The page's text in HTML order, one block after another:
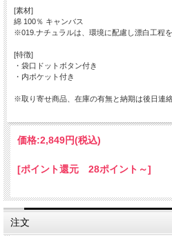
[素材]
綿 100％ キャンバス
※019.ナチュラルは、環境に配慮し漂白工程
[特徴]
・袋口ドットボタン付き
・内ポケット付き
※取り寄せ商品、在庫の有無と納期は後日連
価格:2,849円(税込)
[ポイント還元 28ポイント～]
注文